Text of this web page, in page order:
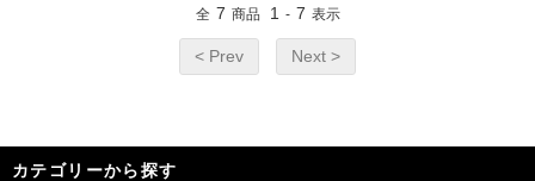
全 7 商品 1 - 7 表示
< Prev Next >
カテゴリーから探す